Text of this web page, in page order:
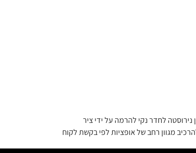
נירוסטה לחדר נקי להרמה על ידי ציר
מגוון רחב של אופציות לפי בקשת לקוח